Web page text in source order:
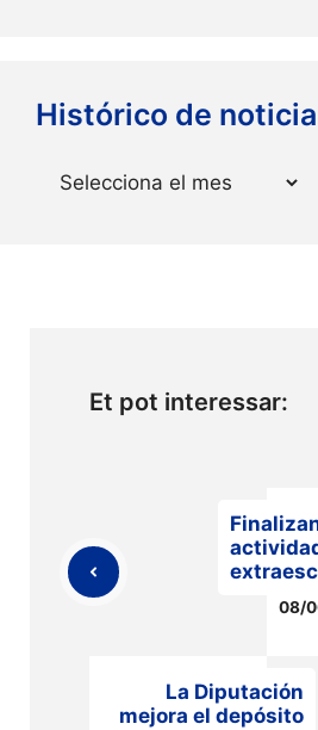
Histórico de
Arxius
Et pot interessar:
08/
La Diputación
mejora el depósito